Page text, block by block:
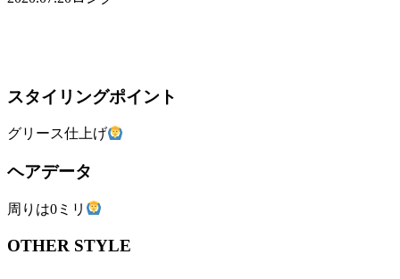
スタイリングポイント
グリース仕上げ
ヘアデータ
周りは0ミリ
OTHER STYLE